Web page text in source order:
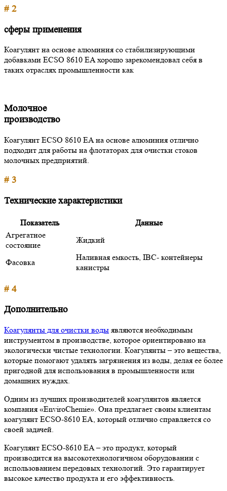
# 2
сферы применения
Коагулянт на основе алюминия со стабилизирующими
добавками ECSO 8610 EA хорошо зарекомендовал себя в
таких отраслях промышленности как
Молочное
производство
Коагулянт ECSO 8610 EA на основе алюминия отлично
подходит для работы на флотаторах для очистки стоков
молочных предприятий.
# 3
Технические характеристики
Показатель
Данные
Агрегатное
состояние
Жидкий
Фасовка
Наливная емкость, IBC- контейнеры
канистры
# 4
Дополнительно
Коагулянты для очистки воды являются необходимым
инструментом в производстве, которое ориентировано на
экологически чистые технологии. Коагулянты – это вещества,
которые помогают удалять загрязнения из воды, делая ее более
пригодной для использования в промышленности или
домашних нуждах.
Одним из лучших производителей коагулянтов является
компания «EnviroChemie». Она предлагает своим клиентам
коагулянт ECSO-8610 EA, который отлично справляется со
своей задачей.
Коагулянт ECSO-8610 EA – это продукт, который
производится на высокотехнологичном оборудовании с
использованием передовых технологий. Это гарантирует
высокое качество продукта и его эффективность.